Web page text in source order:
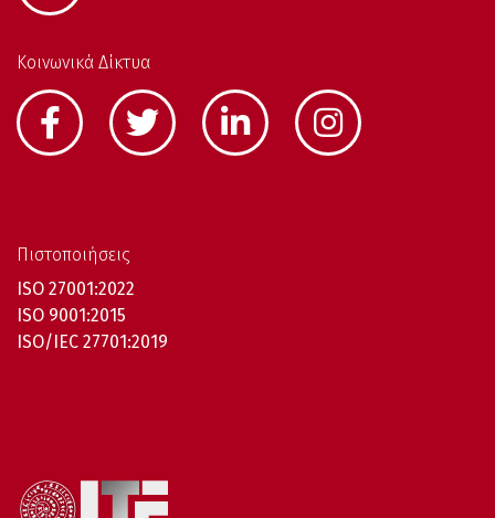
Κοινωνικά Δίκτυα
Πιστοποιήσεις
ISO 27001:2022
ISO 9001:2015
ISO/IEC 27701:2019